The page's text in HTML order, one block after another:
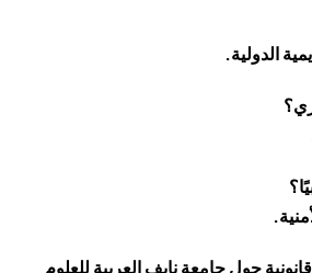
الدولية.
حول جامعة نايف العربية للعلوم